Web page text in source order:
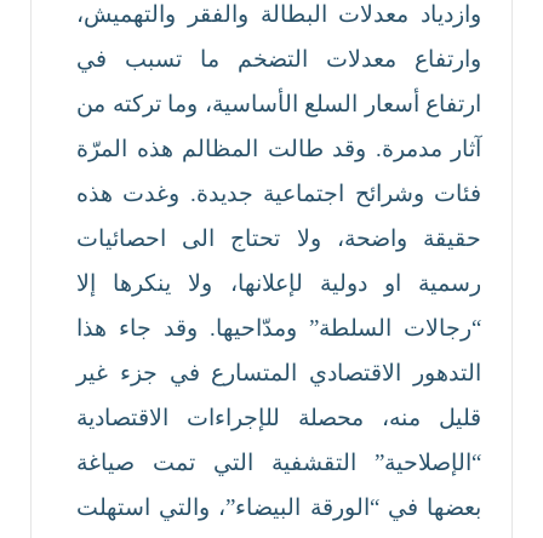
وازدياد معدلات البطالة والفقر والتهميش،
وارتفاع معدلات التضخم ما تسبب في
ارتفاع أسعار السلع الأساسية، وما تركته من
آثار مدمرة. وقد طالت المظالم هذه المرّة
فئات وشرائح اجتماعية جديدة. وغدت هذه
حقيقة واضحة، ولا تحتاج الى احصائيات
رسمية او دولية لإعلانها، ولا ينكرها إلا
“رجالات السلطة” ومدّاحيها. وقد جاء هذا
التدهور الاقتصادي المتسارع في جزء غير
قليل منه، محصلة للإجراءات الاقتصادية
“الإصلاحية” التقشفية التي تمت صياغة
بعضها في “الورقة البيضاء”، والتي استهلت